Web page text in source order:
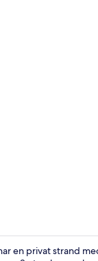
en privat strand